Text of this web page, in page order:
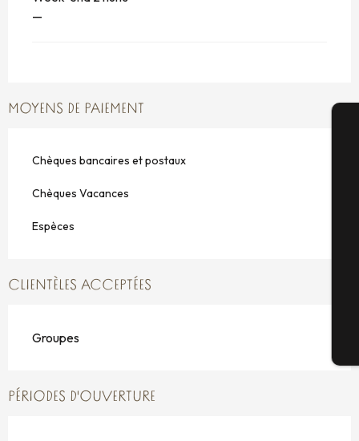
—
MOYENS DE PAIEMENT
Chèques bancaires et postaux
Chèques Vacances
Espèces
CLIENTÈLES ACCEPTÉES
Groupes
PÉRIODES D'OUVERTURE